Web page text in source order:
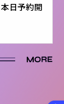
日予約開